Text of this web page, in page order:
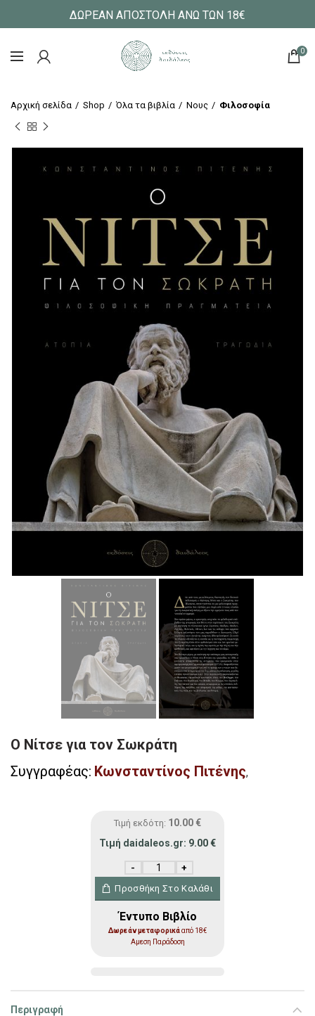
ΔΩΡΕΑΝ ΑΠΟΣΤΟΛΗ ΑΝΩ ΤΩΝ 18€
0
Αρχική σελίδα Shop Όλα τα βιβλία Νους Φιλοσοφία
Ο Νίτσε για τον Σωκράτη
Συγγραφέας: Κωνσταντίνος Πιτένης,
Τιμή εκδότη: 10.00 €
Τιμή daidaleos.gr: 9.00€
Ο Νίτσε για τον Σωκράτη ποσότητα
Προσθήκη Στο Καλάθι
Έντυπο Βιβλίο
Δωρεάν μεταφορικάαπό 18€
Αμεση Παράδοση
Περιγραφή